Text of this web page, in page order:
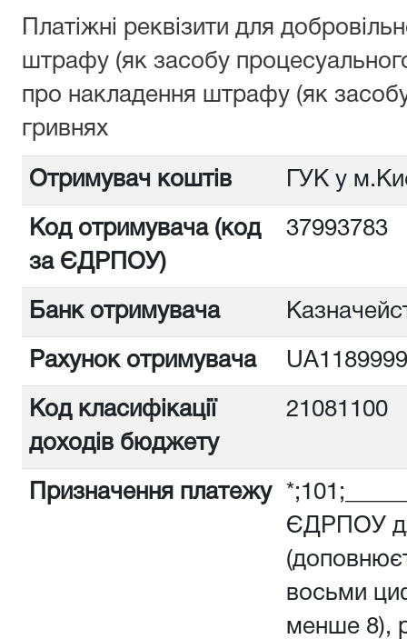
Платіжні реквізити для
штрафу (як засобу
про накладення штрафу (як
гривнях
Отримувач коштів ГУК у
Код отримувача (код
за ЄДРПОУ)
Банк отримувача
Рахунок отримувача
Код класифікації
доходів бюджету
21081100
Призначення платежу
ЄДРПОУ
восьми
менше 8),